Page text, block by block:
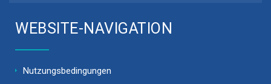
WEBSITE-NAVIGATION
Nutzungsbedingungen